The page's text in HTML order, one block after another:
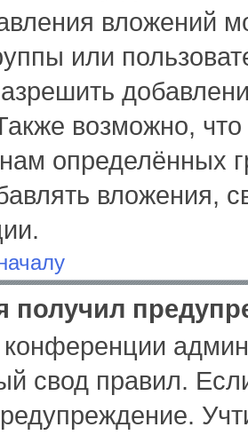
вложений
или
возможно,
определённых
вложения,
получил
свод правил.